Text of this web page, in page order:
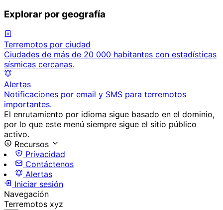
Explorar por geografía
Terremotos por ciudad
Ciudades de más de 20 000 habitantes con estadísticas
sísmicas cercanas.
Alertas
Notificaciones por email y SMS para terremotos
importantes.
El enrutamiento por idioma sigue basado en el dominio,
por lo que este menú siempre sigue el sitio público
activo.
Recursos
Privacidad
Contáctenos
Alertas
Iniciar sesión
Navegación
Terremotos xyz